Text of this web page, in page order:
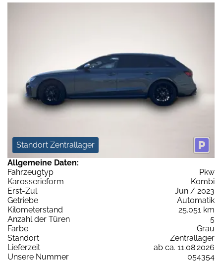
Standort Zentrallager
Allgemeine Daten:
Fahrzeugtyp
Pkw
Karosserieform
Kombi
Erst-Zul.
Jun / 2023
Getriebe
Automatik
Kilometerstand
25.051 km
Anzahl der Türen
5
Farbe
Grau
Standort
Zentrallager
Lieferzeit
ab ca. 11.08.2026
Unsere Nummer
054354